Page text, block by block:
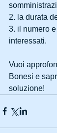
2. la durata
3. il numero
interessati.
Vuoi
Bonesi e
soluzione!